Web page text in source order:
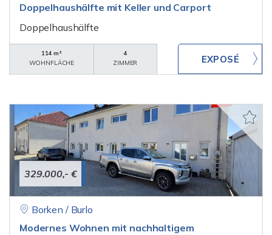
Doppelhaushälfte mit Keller und Carport
Doppelhaushälfte
114 m²
WOHNFLÄCHE
4
ZIMMER
329.000,- €
Borken / Burlo
Modernes Wohnen mit nachhaltigem